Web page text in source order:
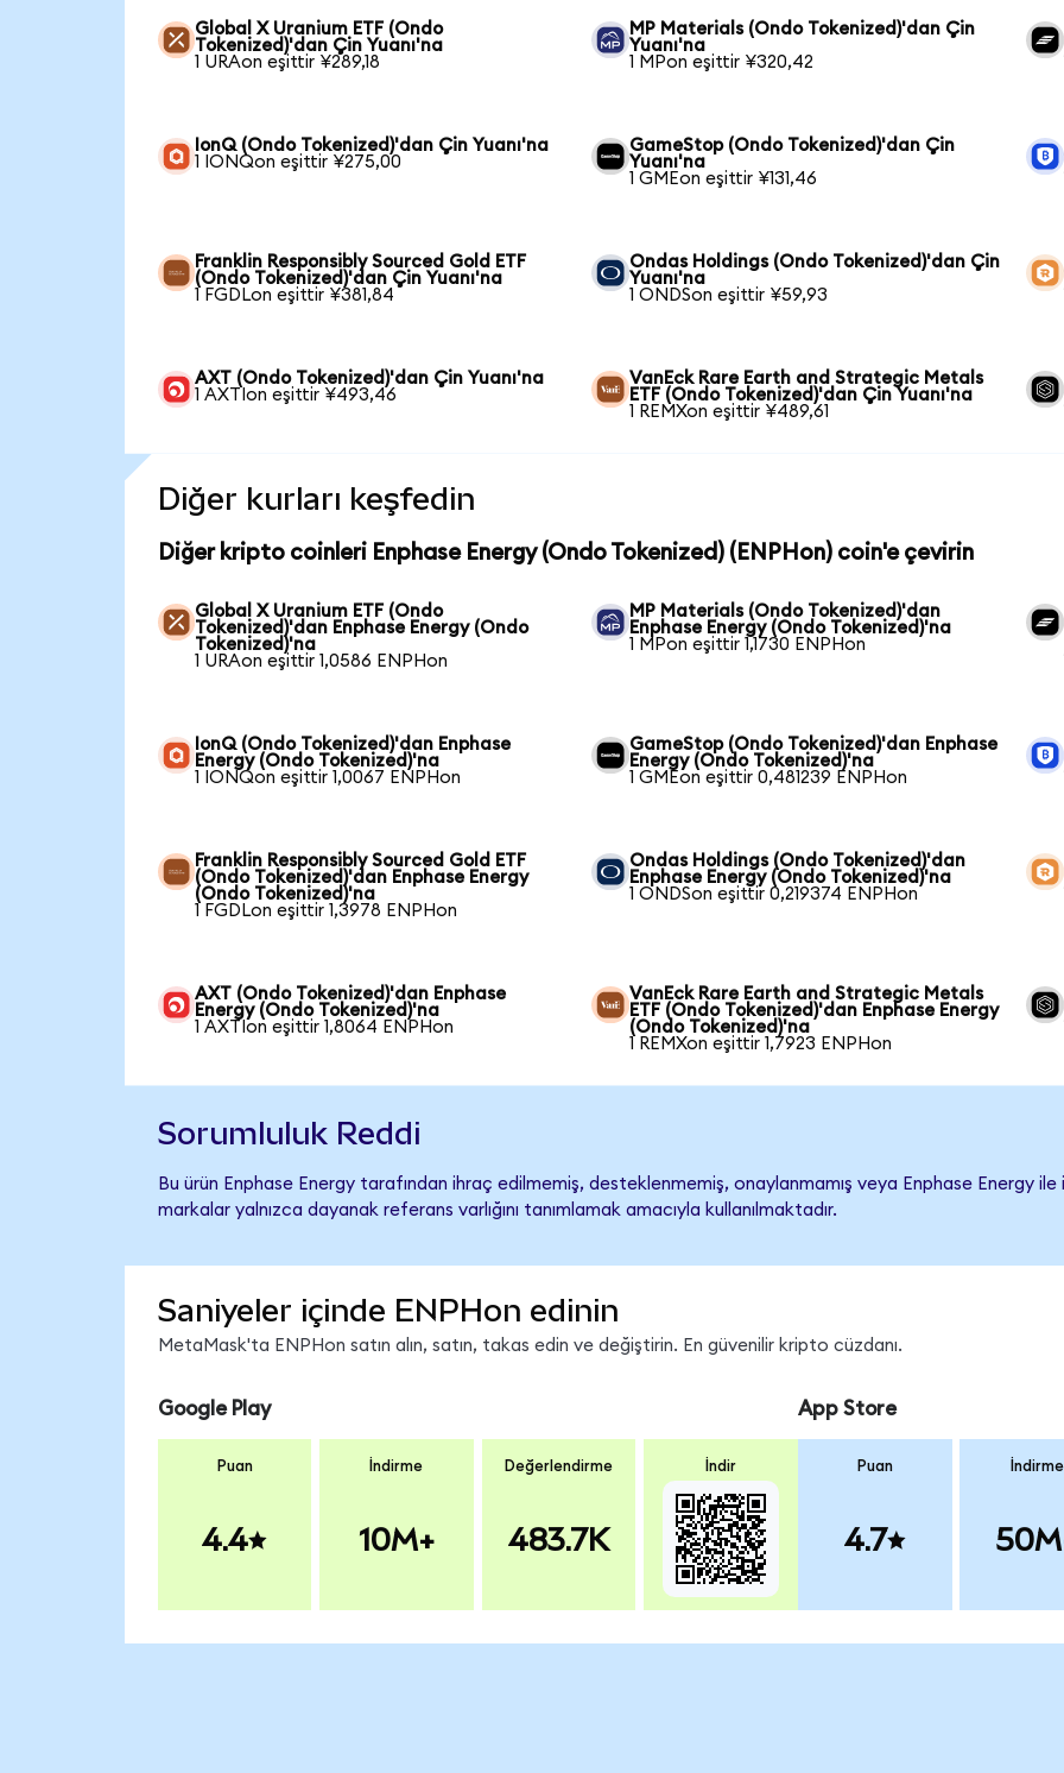
Global X Uranium ETF (Ondo
Tokenized)'dan Çin Yuanı'na
1 URAon eşittir ¥289,18
MP Materials (Ondo Tokenized)'dan Çin
Yuanı'na
1 MPon eşittir ¥320,42
IonQ (Ondo Tokenized)'dan Çin Yuanı'na
1 IONQon eşittir ¥275,00
GameStop (Ondo Tokenized)'dan Çin
Yuanı'na
1 GMEon eşittir ¥131,46
Franklin Responsibly Sourced Gold ETF
(Ondo Tokenized)'dan Çin Yuanı'na
1 FGDLon eşittir ¥381,84
Ondas Holdings (Ondo Tokenized)'dan Çin
Yuanı'na
1 ONDSon eşittir ¥59,93
AXT (Ondo Tokenized)'dan Çin Yuanı'na
1 AXTIon eşittir ¥493,46
VanEck Rare Earth and Strategic Metals
ETF (Ondo Tokenized)'dan Çin Yuanı'na
1 REMXon eşittir ¥489,61
Diğer kurları keşfedin
Diğer kripto coinleri Enphase Energy (Ondo Tokenized) (ENPHon) coin'e çevirin
Global X Uranium ETF (Ondo
Tokenized)'dan Enphase Energy (Ondo
Tokenized)'na
1 URAon eşittir 1,0586 ENPHon
MP Materials (Ondo Tokenized)'dan
Enphase Energy (Ondo Tokenized)'na
1 MPon eşittir 1,1730 ENPHon
IonQ (Ondo Tokenized)'dan Enphase
Energy (Ondo Tokenized)'na
1 IONQon eşittir 1,0067 ENPHon
GameStop (Ondo Tokenized)'dan Enphase
Energy (Ondo Tokenized)'na
1 GMEon eşittir 0,481239 ENPHon
Franklin Responsibly Sourced Gold ETF
(Ondo Tokenized)'dan Enphase Energy
(Ondo Tokenized)'na
1 FGDLon eşittir 1,3978 ENPHon
Ondas Holdings (Ondo Tokenized)'dan
Enphase Energy (Ondo Tokenized)'na
1 ONDSon eşittir 0,219374 ENPHon
AXT (Ondo Tokenized)'dan Enphase
Energy (Ondo Tokenized)'na
1 AXTIon eşittir 1,8064 ENPHon
VanEck Rare Earth and Strategic Metals
ETF (Ondo Tokenized)'dan Enphase Energy
(Ondo Tokenized)'na
1 REMXon eşittir 1,7923 ENPHon
Sorumluluk Reddi
Bu ürün Enphase Energy tarafından ihraç edilmemiş, desteklenmemiş, onaylanmamış veya Enphase Energy
markalar yalnızca dayanak referans varlığını tanımlamak amacıyla kullanılmaktadır.
Saniyeler içinde ENPHon edinin
MetaMask'ta ENPHon satın alın, satın, takas edin ve değiştirin. En güvenilir kripto cüzdanı.
Google Play
Puan
4.4
İndirme
10M+
Değerlendirme
483.7K
İndir
App Store
Puan
4.7
İndirme